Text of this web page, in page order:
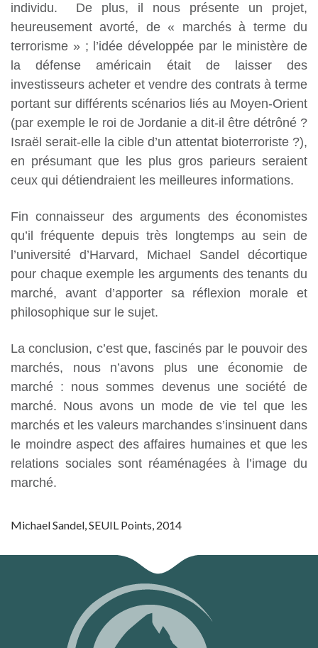
individu. De plus, il nous présente un projet,
heureusement avorté, de « marchés à terme du
terrorisme » ; l’idée développée par le ministère de
la défense américain était de laisser des
investisseurs acheter et vendre des contrats à terme
portant sur différents scénarios liés au Moyen-Orient
(par exemple le roi de Jordanie a dit-il être détrôné ?
Israël serait-elle la cible d’un attentat bioterroriste ?),
en présumant que les plus gros parieurs seraient
ceux qui détiendraient les meilleures informations.
Fin connaisseur des arguments des économistes
qu’il fréquente depuis très longtemps au sein de
l’université d’Harvard, Michael Sandel décortique
pour chaque exemple les arguments des tenants du
marché, avant d’apporter sa réflexion morale et
philosophique sur le sujet.
La conclusion, c’est que, fascinés par le pouvoir des
marchés, nous n’avons plus une économie de
marché : nous sommes devenus une société de
marché. Nous avons un mode de vie tel que les
marchés et les valeurs marchandes s’insinuent dans
le moindre aspect des affaires humaines et que les
relations sociales sont réaménagées à l’image du
marché.
Michael Sandel, SEUIL Points, 2014